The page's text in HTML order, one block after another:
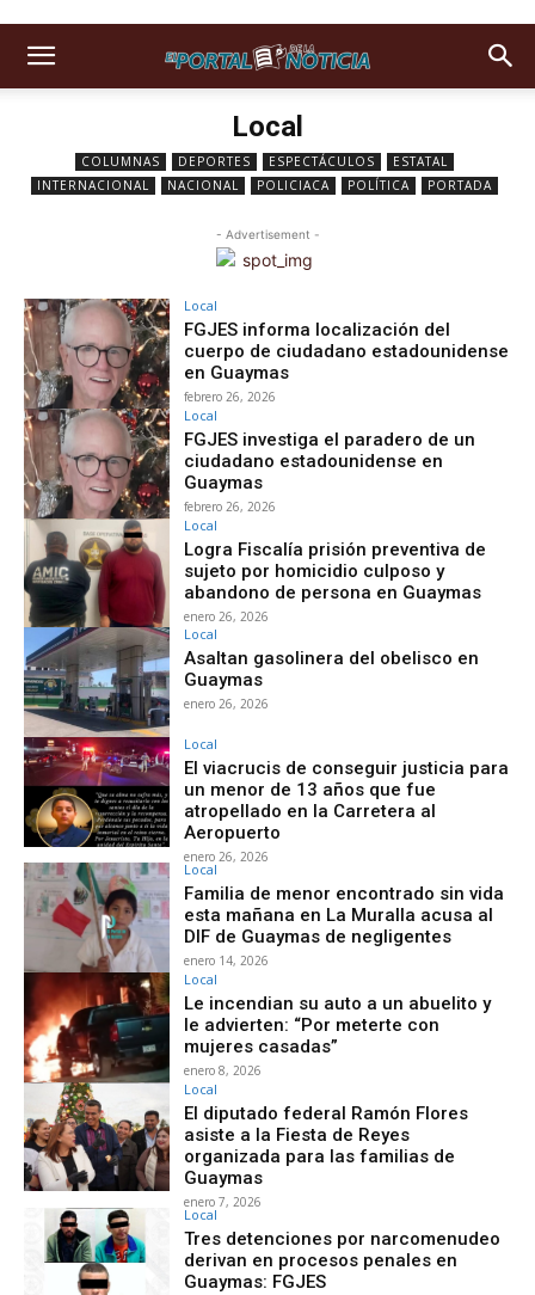
Local
COLUMNAS DEPORTES ESPECTÁCULOS
ESTATAL
INTERNACIONAL
NACIONAL POLICIACA POLÍTICA PORTADA
- Advertisement -
Local
FGJES informa localización del
cuerpo de ciudadano estadounidense
en Guaymas
febrero 26, 2026
Local
FGJES investiga el paradero de un
ciudadano estadounidense en
Guaymas
febrero 26, 2026
Local
Logra Fiscalía prisión preventiva de
sujeto por homicidio culposo y
abandono de persona en Guaymas
enero 26, 2026
Local
Asaltan gasolinera del obelisco en
Guaymas
enero 26, 2026
Local
El viacrucis de conseguir justicia para
un menor de 13 años que fue
atropellado en la Carretera al
Aeropuerto
enero 26, 2026
Local
Familia de menor encontrado sin vida
esta mañana en La Muralla acusa al
DIF de Guaymas de negligentes
enero 14, 2026
Local
Le incendian su auto a un abuelito y
le advierten: “Por meterte con
mujeres casadas”
enero 8, 2026
Local
El diputado federal Ramón Flores
asiste a la Fiesta de Reyes
organizada para las familias de
Guaymas
enero 7, 2026
Local
Tres detenciones por narcomenudeo
derivan en procesos penales en
Guaymas: FGJES